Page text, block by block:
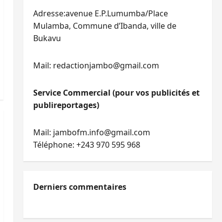
Adresse:avenue E.P.Lumumba/Place
Mulamba, Commune d’Ibanda, ville de
Bukavu
Mail: redactionjambo@gmail.com
Service Commercial (pour vos publicités et
publireportages)
Mail: jambofm.info@gmail.com
Téléphone: +243 970 595 968
Derniers commentaires